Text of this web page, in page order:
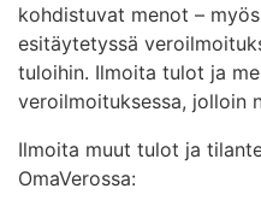
kohdistuvat menot –
esitäytetyssä
tuloihin. Ilmoita tulot ja
veroilmoituksessa, jolloin
Ilmoita muut tulot ja
OmaVerossa: